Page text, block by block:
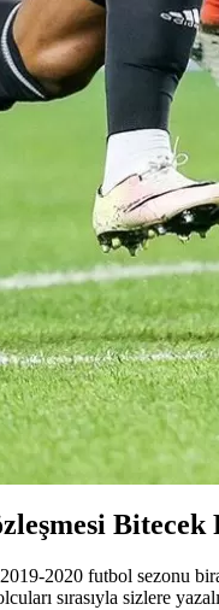
2020 futbol sezonu
sırasıyla sizlere